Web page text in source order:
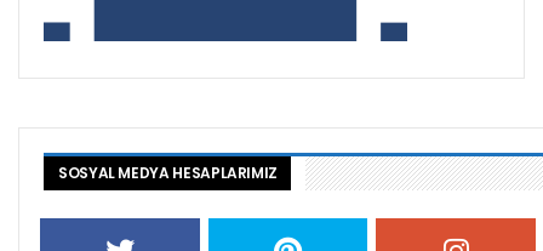
SOSYAL MEDYA HESAPLARIMIZ